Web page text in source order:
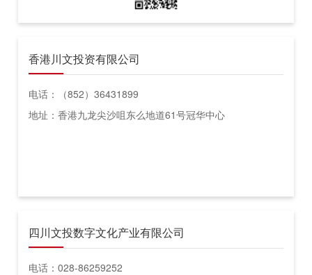
香港川文投资有限公司
电话：（852）36431899
地址：香港九龙尖沙咀东么地道61号冠华中心
四川文投数字文化产业有限公司
电话：028-86259252